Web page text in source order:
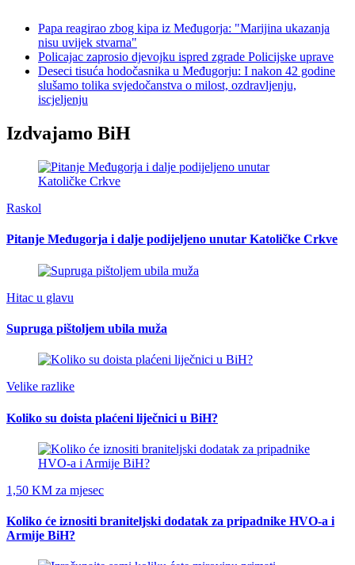
Papa reagirao zbog kipa iz Međugorja: "Marijina ukazanja
nisu uvijek stvarna"
Policajac zaprosio djevojku ispred zgrade Policijske uprave
Deseci tisuća hodočasnika u Međugorju: I nakon 42 godine
slušamo tolika svjedočanstva o milost, ozdravljenju,
iscjeljenju
Izdvajamo BiH
Raskol
Pitanje Međugorja i dalje podijeljeno unutar Katoličke Crkve
Hitac u glavu
Supruga pištoljem ubila muža
Velike razlike
Koliko su doista plaćeni liječnici u BiH?
1,50 KM za mjesec
Koliko će iznositi braniteljski dodatak za pripadnike HVO-a i
Armije BiH?